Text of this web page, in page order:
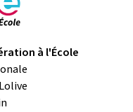
à l'École